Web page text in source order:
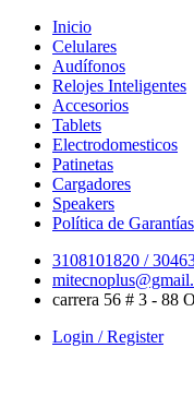
Skip
content
Inicio
Celulares
Audífonos
Relojes Inteligentes
Accesorios
Tablets
Electrodomesticos
Patinetas
Cargadores
Speakers
Política de Garantías
3108101820 /
carrera 56 # 3 - 88
Login / Register